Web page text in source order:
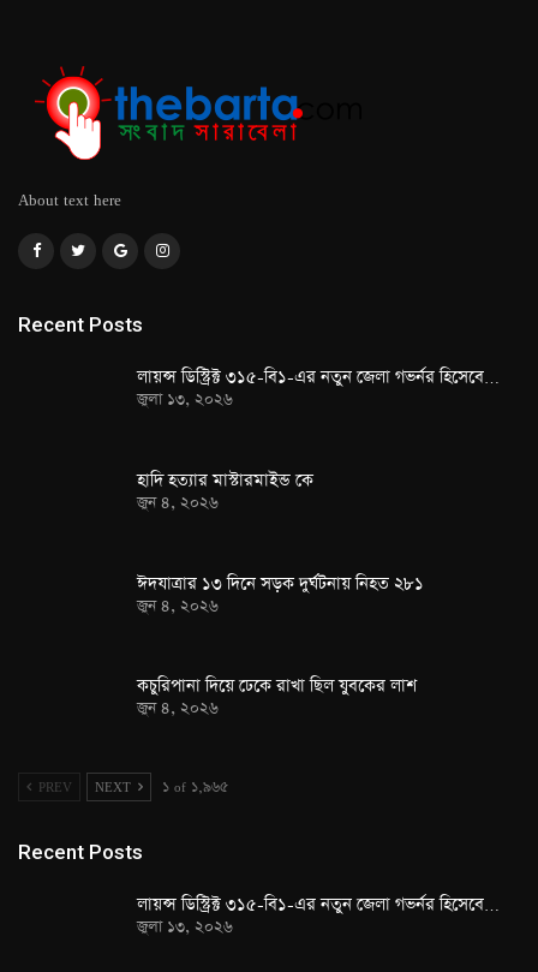
About text here
Recent Posts
লায়ন্স ডিস্ট্রিক্ট ৩১৫-বি১-এর নতুন জেলা গভর্নর হিসেবে…
জুলা ১৩, ২০২৬
হাদি হত্যার মাস্টারমাইন্ড কে
জুন ৪, ২০২৬
ঈদযাত্রার ১৩ দিনে সড়ক দুর্ঘটনায় নিহত ২৮১
জুন ৪, ২০২৬
কচুরিপানা দিয়ে ঢেকে রাখা ছিল যুবকের লাশ
জুন ৪, ২০২৬
PREV NEXT ১ of ১,৯৬৫
Recent Posts
লায়ন্স ডিস্ট্রিক্ট ৩১৫-বি১-এর নতুন জেলা গভর্নর হিসেবে…
জুলা ১৩, ২০২৬